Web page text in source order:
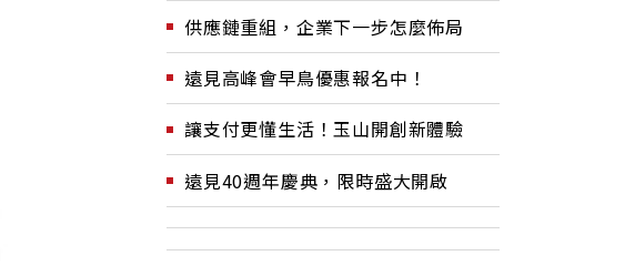
供應鏈重組，企業下一步怎麼佈局
遠見高峰會早鳥優惠報名中！
讓支付更懂生活！玉山開創新體驗
遠見40週年慶典，限時盛大開啟